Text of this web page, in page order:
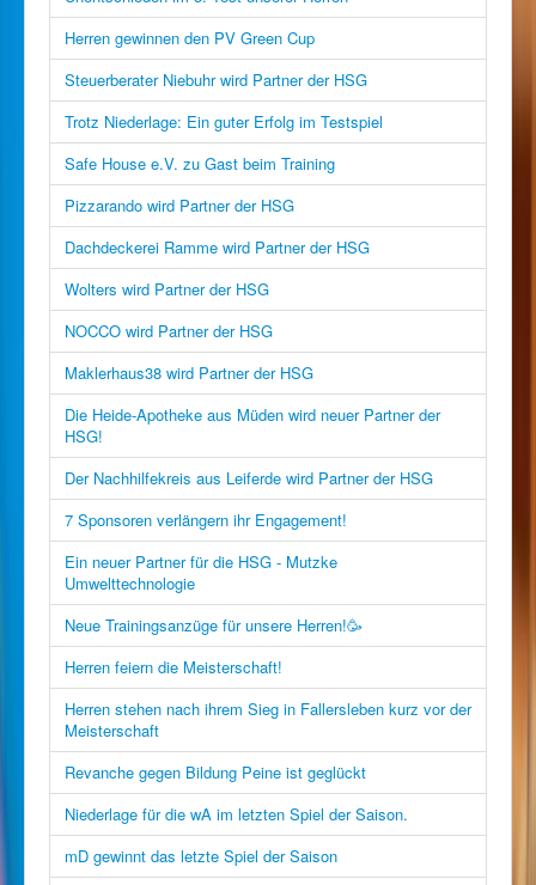
Herren gewinnen den PV Green Cup
Steuerberater Niebuhr wird Partner der HSG
Trotz Niederlage: Ein guter Erfolg im Testspiel
Safe House e.V. zu Gast beim Training
Pizzarando wird Partner der HSG
Dachdeckerei Ramme wird Partner der HSG
Wolters wird Partner der HSG
NOCCO wird Partner der HSG
Maklerhaus38 wird Partner der HSG
Die Heide-Apotheke aus Müden wird neuer Partner der
HSG!
Der Nachhilfekreis aus Leiferde wird Partner der HSG
7 Sponsoren verlängern ihr Engagement!
Ein neuer Partner für die HSG - Mutzke
Umwelttechnologie
Neue Trainingsanzüge für unsere Herren!🥳
Herren feiern die Meisterschaft!
Herren stehen nach ihrem Sieg in Fallersleben kurz vor der
Meisterschaft
Revanche gegen Bildung Peine ist geglückt
Niederlage für die wA im letzten Spiel der Saison.
mD gewinnt das letzte Spiel der Saison